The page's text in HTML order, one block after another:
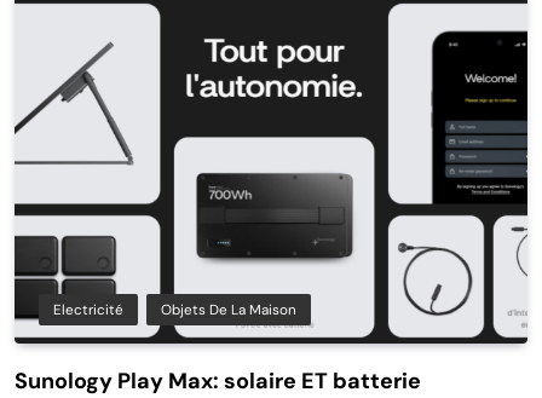
Electricité Objets De La Maison
Sunology Play Max: solaire ET batterie